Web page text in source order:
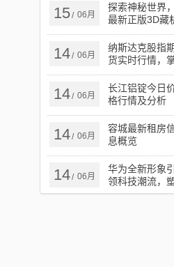
15/ 06月
探索神秘世界，
最新正版3D藏
图的魅力之旅
秘！
14/ 06月
纳斯达克股指期
货实时行情，
握市场动态的
键工具
14/ 06月
长江铝锭今日
格行情及分析
14/ 06月
容城最新租房
息概览
14/ 06月
华为全新形象引
领科技潮流，
造卓越未来，